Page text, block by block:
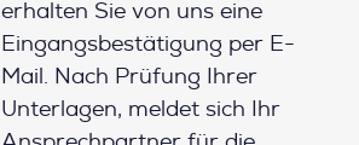
erhalten Sie von uns eine
Eingangsbestätigung per E-
Mail. Nach Prüfung Ihrer
Unterlagen, meldet sich Ihr